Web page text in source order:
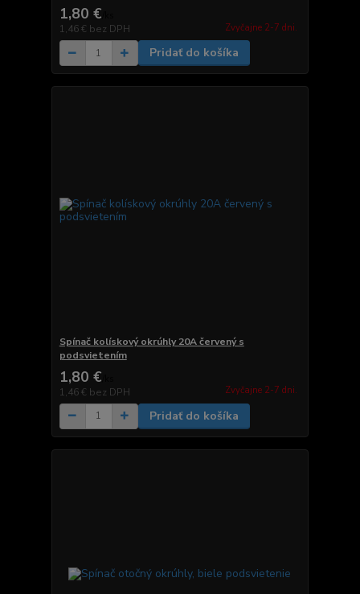
1,80 €
1,46 € bez DPH Zvyčajne 2-7 dni.
Pridať do košíka
Spínač kolískový okrúhly 20A červený s
podsvietením
1,80 €
1,46 € bez DPH Zvyčajne 2-7 dni.
Pridať do košíka